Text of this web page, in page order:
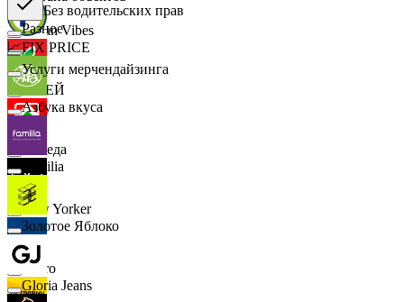
Urban Vibes
О'КЕЙ
Победа
New Yorker
Metro
FIX PRICE
Азбука вкуса
Familia
Золотое Яблоко
Gloria Jeans
🔎
Разное
📈
Услуги мерчендайзинга
Без водительских прав